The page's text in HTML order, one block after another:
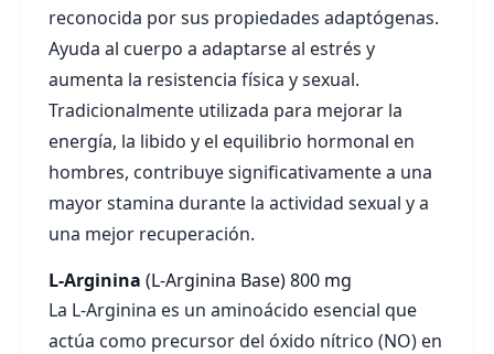
reconocida por sus propiedades adaptógenas.
Ayuda al cuerpo a adaptarse al estrés y
aumenta la resistencia física y sexual.
Tradicionalmente utilizada para mejorar la
energía, la libido y el equilibrio hormonal en
hombres, contribuye significativamente a una
mayor stamina durante la actividad sexual y a
una mejor recuperación.
L-Arginina (L-Arginina Base)800 mg
La L-Arginina es un aminoácido esencial que
actúa como precursor del óxido nítrico (NO) en